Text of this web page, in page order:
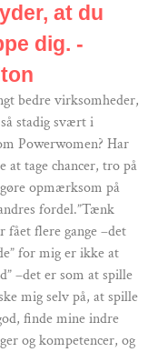
at du
dig. -
bedre virksomheder,
stadig svært i
Powerwomen? Har
tage chancer, tro på
opmærksom på
fordel.”Tænk
fået flere gange –det
for mig er ikke at
–det er som at spille
mig selv på, at spille
finde mine indre
og kompetencer, og